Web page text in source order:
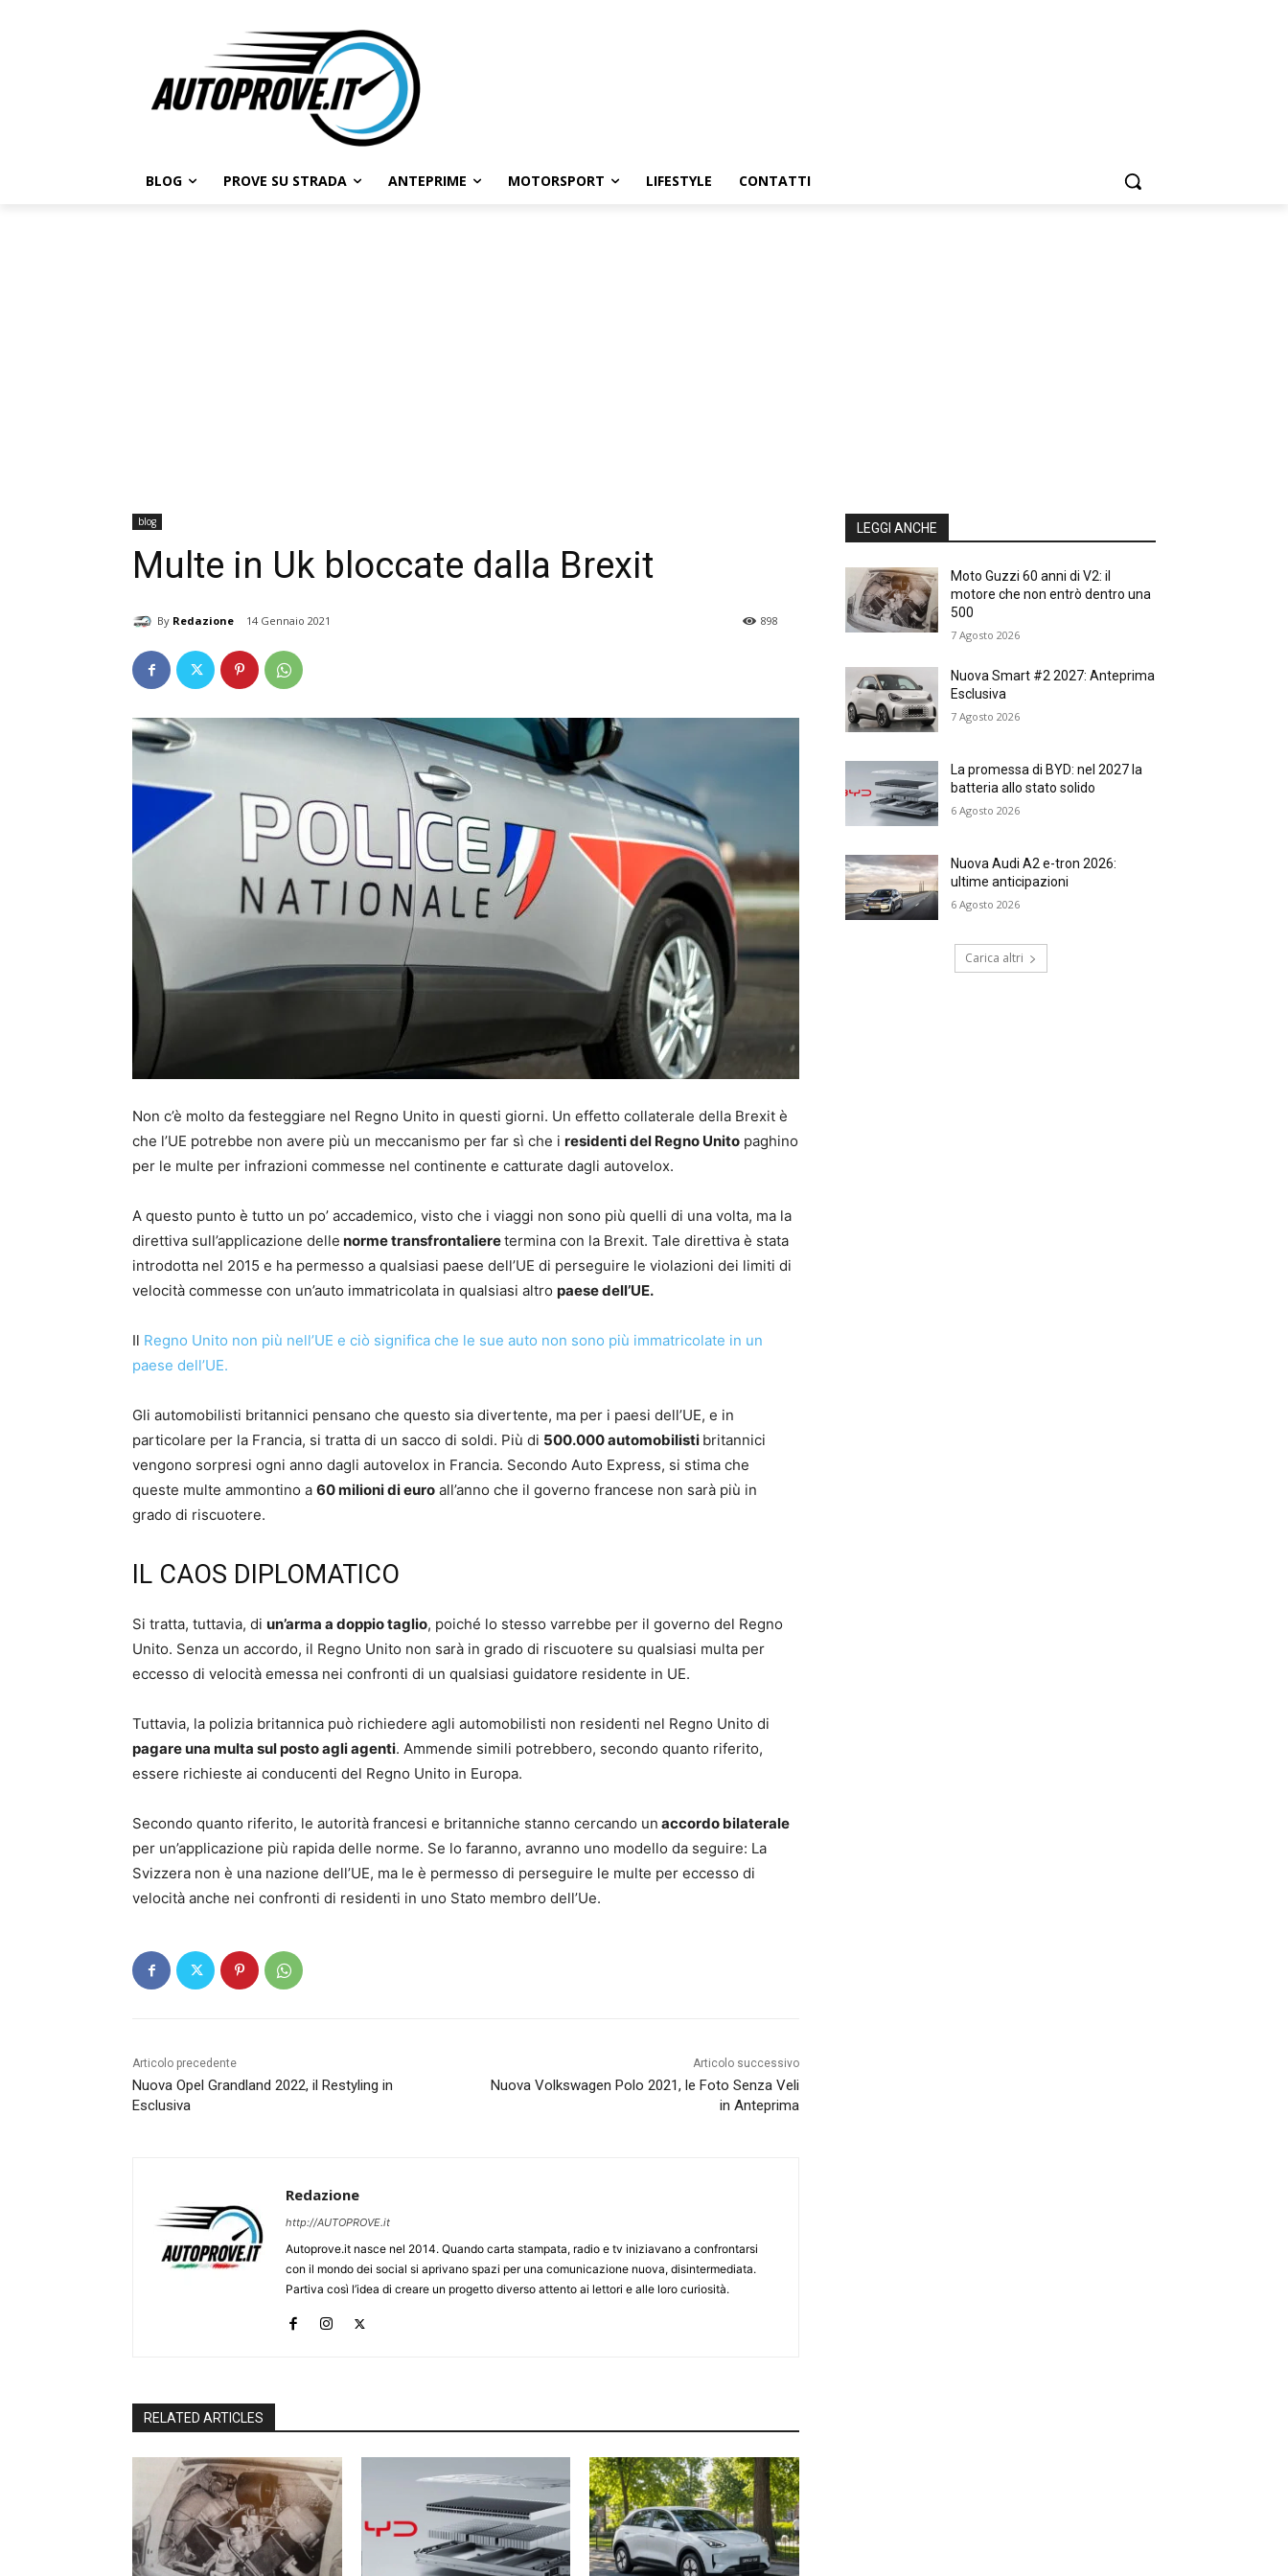
BLOG PROVE SU STRADA ANTEPRIME MOTORSPORT LIFESTYLE CONTATTI
blog
Multe in Uk bloccate dalla Brexit
By Redazione 14 Gennaio 2021 898
Non c’è molto da festeggiare nel Regno Unito in questi giorni. Un effetto collaterale della Brexit è
che l’UE potrebbe non avere più un meccanismo per far sì che i residenti del Regno Unito paghino
per le multe per infrazioni commesse nel continente e catturate dagli autovelox.
A questo punto è tutto un po’ accademico, visto che i viaggi non sono più quelli di una volta, ma la
direttiva sull’applicazione delle norme transfrontalieretermina con la Brexit. Tale direttiva è stata
introdotta nel 2015 e ha permesso a qualsiasi paese dell’UE di perseguire le violazioni dei limiti di
velocità commesse con un’auto immatricolata in qualsiasi altro paese dell’UE.
Il Regno Unito non più nell’UE e ciò significa che le sue auto non sono più immatricolate in un
paese dell’UE.
Gli automobilisti britannici pensano che questo sia divertente, ma per i paesi dell’UE, e in
particolare per la Francia, si tratta di un sacco di soldi. Più di 500.000 automobilisti britannici
vengono sorpresi ogni anno dagli autovelox in Francia. Secondo Auto Express, si stima che
queste multe ammontino a 60 milioni di euro all’anno che il governo francese non sarà più in
grado di riscuotere.
IL CAOS DIPLOMATICO
Si tratta, tuttavia, di un’arma a doppio taglio, poiché lo stesso varrebbe per il governo del Regno
Unito. Senza un accordo, il Regno Unito non sarà in grado di riscuotere su qualsiasi multa per
eccesso di velocità emessa nei confronti di un qualsiasi guidatore residente in UE.
Tuttavia, la polizia britannica può richiedere agli automobilisti non residenti nel Regno Unito di
pagare una multa sul posto agli agenti. Ammende simili potrebbero, secondo quanto riferito,
essere richieste ai conducenti del Regno Unito in Europa.
Secondo quanto riferito, le autorità francesi e britanniche stanno cercando un accordo bilaterale
per un’applicazione più rapida delle norme. Se lo faranno, avranno uno modello da seguire: La
Svizzera non è una nazione dell’UE, ma le è permesso di perseguire le multe per eccesso di
velocità anche nei confronti di residenti in uno Stato membro dell’Ue.
Articolo precedente
Nuova Opel Grandland 2022, il Restyling in
Esclusiva
Articolo successivo
Nuova Volkswagen Polo 2021, le Foto Senza Veli
in Anteprima
Redazione
http://AUTOPROVE.it
Autoprove.it nasce nel 2014. Quando carta stampata, radio e tv iniziavano a confrontarsi
con il mondo dei social si aprivano spazi per una comunicazione nuova, disintermediata.
Partiva così l’idea di creare un progetto diverso attento ai lettori e alle loro curiosità.
RELATED ARTICLES
LEGGI ANCHE
Moto Guzzi 60 anni di V2: il
motore che non entrò dentro una
500
7 Agosto 2026
Nuova Smart #2 2027: Anteprima
Esclusiva
7 Agosto 2026
La promessa di BYD: nel 2027 la
batteria allo stato solido
6 Agosto 2026
Nuova Audi A2 e-tron 2026:
ultime anticipazioni
6 Agosto 2026
Carica altri